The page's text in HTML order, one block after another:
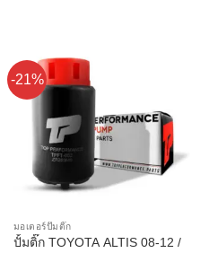
-21%
มอเตอร์ปั๊มติ๊ก
ปั้มติ๊ก TOYOTA ALTIS 08-12 /